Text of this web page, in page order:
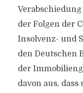
der Folgen der
Insolvenz- und
den Deutschen
der
davon aus,